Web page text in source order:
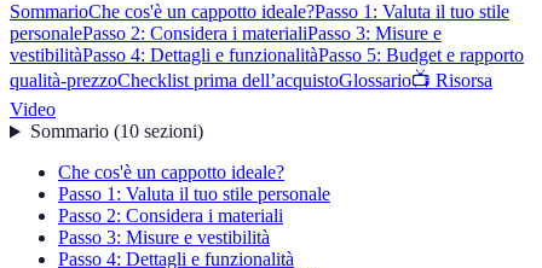
SommarioChe cos'è un cappotto ideale?Passo 1: Valuta il tuo stile
personalePasso 2: Considera i materialiPasso 3: Misure e
vestibilitàPasso 4: Dettagli e funzionalitàPasso 5: Budget e rapporto
qualità-prezzoChecklist prima dell’acquistoGlossario📺 Risorsa
Video
Sommario(10 sezioni)
Che cos'è un cappotto ideale?
Passo 1: Valuta il tuo stile personale
Passo 2: Considera i materiali
Passo 3: Misure e vestibilità
Passo 4: Dettagli e funzionalità